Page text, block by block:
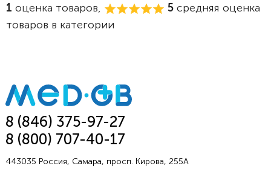
1 оценка товаров, 5 средняя оценка
товаров в категории
8 (846) 375-97-27
8 (800) 707-40-17
443035 Россия, Самара, просп. Кирова, 255А